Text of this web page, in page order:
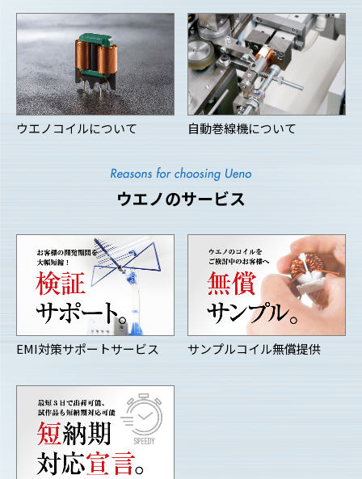
ウエノコイルについて 自動巻線機について
ウエノのサービス
EMI対策サポートサービス サンプルコイル無償提供